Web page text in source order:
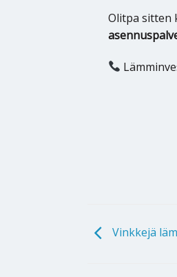
Olitpa sitten
Vinkkejä